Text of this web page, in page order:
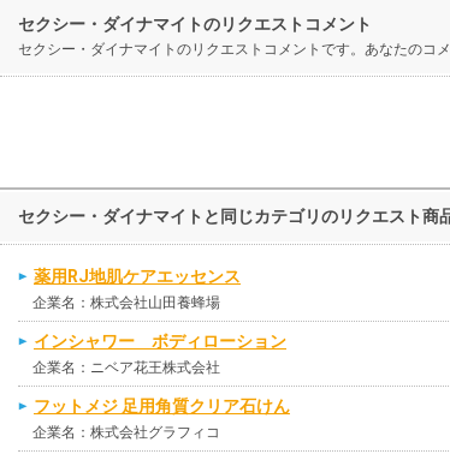
セクシー・ダイナマイトのリクエストコメント
セクシー・ダイナマイトのリクエストコメントです。あなたの
セクシー・ダイナマイトと同じカテゴリのリクエスト商
薬用RJ地肌ケアエッセンス
企業名：株式会社山田養蜂場
インシャワー ボディローション
企業名：ニベア花王株式会社
フットメジ 足用角質クリア石けん
企業名：株式会社グラフィコ